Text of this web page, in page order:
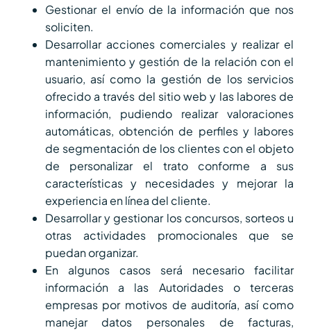
Gestionar el envío de la información que nos
soliciten.
Desarrollar acciones comerciales y realizar el
mantenimiento y gestión de la relación con el
usuario, así como la gestión de los servicios
ofrecido a través del sitio web y las labores de
información, pudiendo realizar valoraciones
automáticas, obtención de perfiles y labores
de segmentación de los clientes con el objeto
de personalizar el trato conforme a sus
características y necesidades y mejorar la
experiencia en línea del cliente.
Desarrollar y gestionar los concursos, sorteos u
otras actividades promocionales que se
puedan organizar.
En algunos casos será necesario facilitar
información a las Autoridades o terceras
empresas por motivos de auditoría, así como
manejar datos personales de facturas,